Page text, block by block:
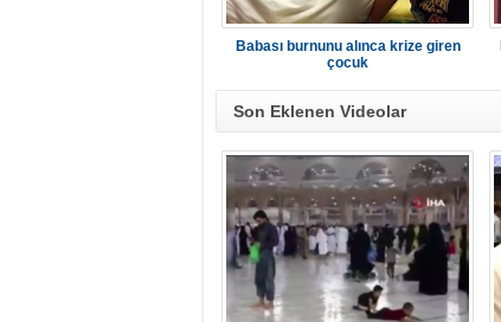
Babası burnunu alınca krize giren
çocuk
Son Eklenen Videolar